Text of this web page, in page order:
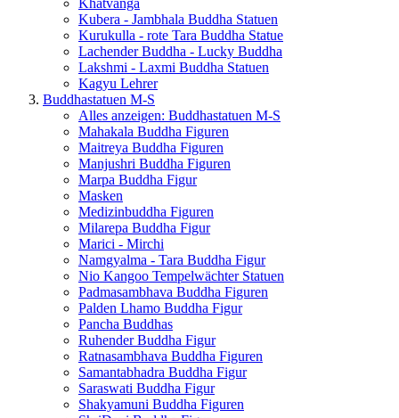
Khatvanga
Kubera - Jambhala Buddha Statuen
Kurukulla - rote Tara Buddha Statue
Lachender Buddha - Lucky Buddha
Lakshmi - Laxmi Buddha Statuen
Kagyu Lehrer
Buddhastatuen M-S
Alles anzeigen: Buddhastatuen M-S
Mahakala Buddha Figuren
Maitreya Buddha Figuren
Manjushri Buddha Figuren
Marpa Buddha Figur
Masken
Medizinbuddha Figuren
Milarepa Buddha Figur
Marici - Mirchi
Namgyalma - Tara Buddha Figur
Nio Kangoo Tempelwächter Statuen
Padmasambhava Buddha Figuren
Palden Lhamo Buddha Figur
Pancha Buddhas
Ruhender Buddha Figur
Ratnasambhava Buddha Figuren
Samantabhadra Buddha Figur
Saraswati Buddha Figur
Shakyamuni Buddha Figuren